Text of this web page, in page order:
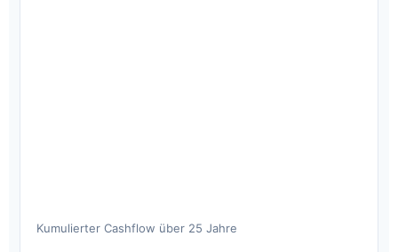
Kumulierter Cashflow über 25 Jahre